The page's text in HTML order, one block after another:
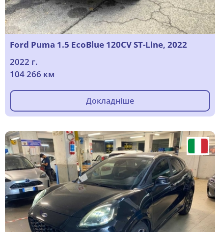
Ford Puma 1.5 EcoBlue 120CV ST-Line, 2022
2022 г.
104 266 км
Докладніше